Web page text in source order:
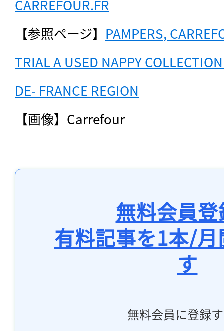
CARREFOUR.FR
【参照ページ】 PAMPERS,
TRIAL A USED NAPPY
DE- FRANCE REGION
【画像】Carrefour
無料会員
有料記事を1本/
す
無料会員に登録